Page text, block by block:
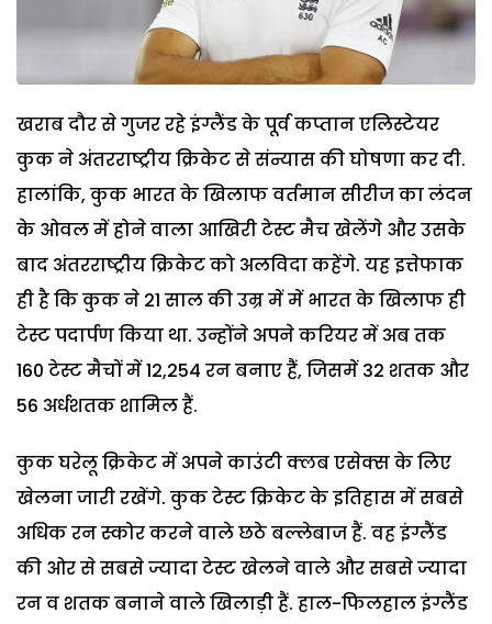
खराब दौर से गुजर रहे इंग्लैंड के पूर्व कप्तान एलिस्टेयर
कुक ने अंतरराष्ट्रीय क्रिकेट से संन्यास की घोषणा कर दी.
हालांकि, कुक भारत के खिलाफ वर्तमान सीरीज का लंदन
के ओवल में होने वाला आखिरी टेस्ट मैच खेलेंगे और उसके
बाद अंतरराष्ट्रीय क्रिकेट को अलविदा कहेंगे. यह इत्तेफाक
ही है कि कुक ने 21 साल की उम्र में में भारत के खिलाफ ही
टेस्ट पदार्पण किया था. उन्होंने अपने करियर में अब तक
160 टेस्ट मैचों में 12,254 रन बनाए हैं, जिसमें 32 शतक और
56 अर्धशतक शामिल हैं.
कुक घरेलू क्रिकेट में अपने काउंटी क्लब एसेक्स के लिए
खेलना जारी रखेंगे. कुक टेस्ट क्रिकेट के इतिहास में सबसे
अधिक रन स्कोर करने वाले छठे बल्लेबाज हैं. वह इंग्लैंड
की ओर से सबसे ज्यादा टेस्ट खेलने वाले और सबसे ज्यादा
रन व शतक बनाने वाले खिलाड़ी हैं. हाल-फिलहाल इंग्लैंड